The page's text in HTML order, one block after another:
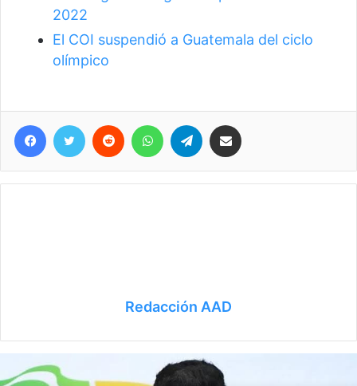
2022
El COI suspendió a Guatemala del ciclo
olímpico
Facebook
Twitter Reddit WhatsAppTelegram
Redacción AAD